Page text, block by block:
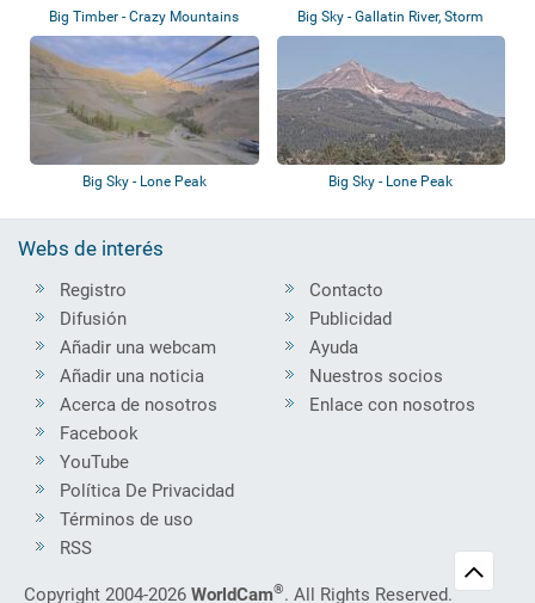
Big Timber - Crazy Mountains
Big Sky - Gallatin River, Storm
Castle R...
Big Sky - Lone Peak Big Sky - Lone Peak
Webs de interés
Registro
Difusión
Añadir una webcam
Añadir una noticia
Acerca de nosotros
Contacto
Publicidad
Ayuda
Nuestros socios
Enlace con nosotros
Facebook
YouTube
Política De Privacidad
Términos de uso
RSS
Copyright 2004-2026 WorldCam®. All Rights Reserved.